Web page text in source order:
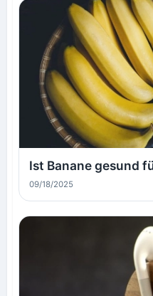
Ist Banane gesund
09/18/2025